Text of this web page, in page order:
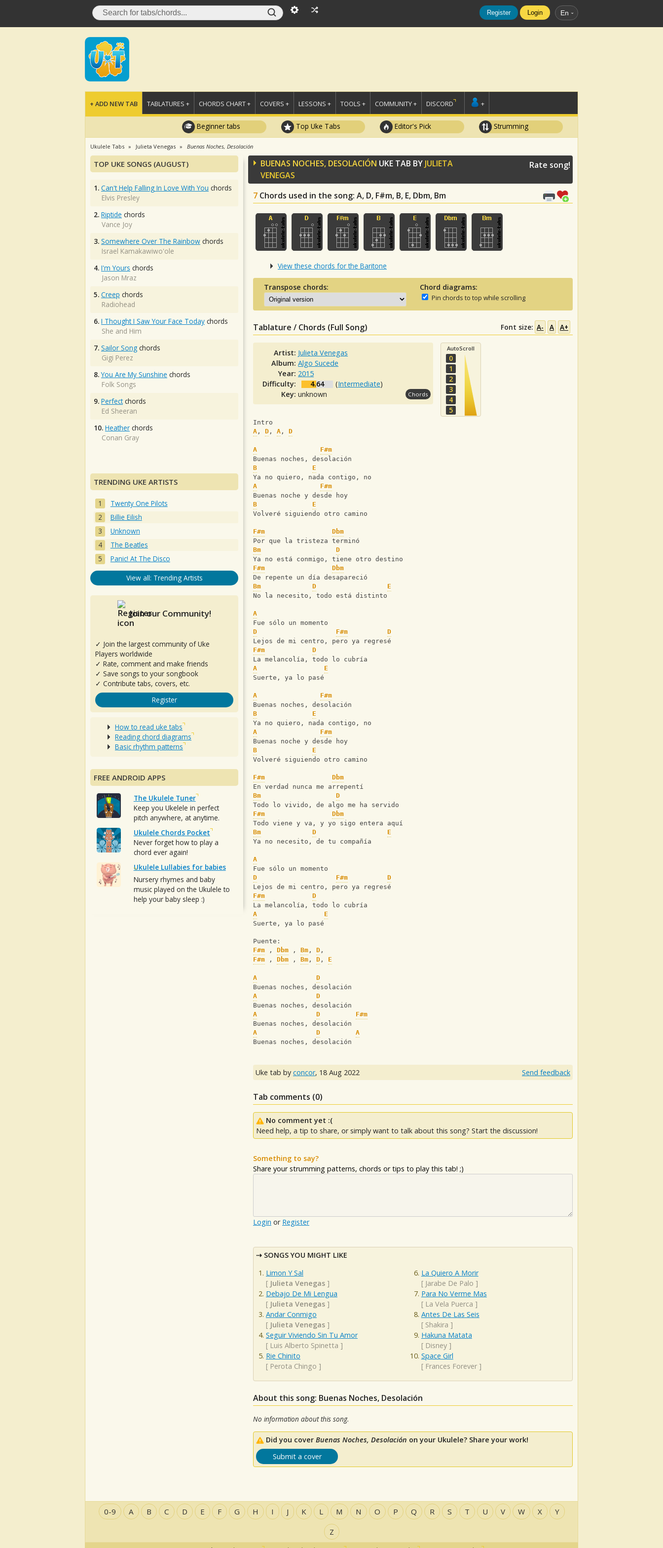
Register Login En
+ ADD NEW TAB TABLATURES + CHORDS CHART + COVERS + LESSONS + TOOLS + COMMUNITY + DISCORD +
Beginner tabs Top Uke Tabs Editor's Pick Strumming
Ukulele Tabs Julieta Venegas Buenas Noches, Desolación
BUENAS NOCHES, DESOLACIÓN UKE TAB BY JULIETA
VENEGAS
7 Chords used in the song: A, D, F#m, B, E, Dbm, Bm
Rate song!
View these chords for the Baritone
Transpose chords: Chord diagrams:
Pin chords to top while scrolling
Tablature / Chords (Full Song) Font size: A- A A+
Artist: Julieta Venegas
Album:Algo Sucede
Year: 2015
Difficulty:
4.64 (Intermediate)
Key:unknown Chords
AutoScroll
0
1
2
3
4
5
Intro
A , D , A , D
A
F#m
Buenas noches, desolación
B
E
Ya no quiero, nada contigo, no
A
F#m
Buenas noche y desde hoy
B
E
Volveré siguiendo otro camino
F#m
Dbm
Por que la tristeza terminó
Bm
D
Ya no está conmigo, tiene otro destino
F#m
Dbm
De repente un día desapareció
Bm
D
E
No la necesito, todo está distinto
A
Fue sólo un momento
D
F#m
D
Lejos de mi centro, pero ya regresé
F#m
D
La melancolía, todo lo cubría
A
E
Suerte, ya lo pasé
A
F#m
Buenas noches, desolación
B
E
Ya no quiero, nada contigo, no
A
F#m
Buenas noche y desde hoy
B
E
Volveré siguiendo otro camino
F#m
Dbm
En verdad nunca me arrepentí
Bm
D
Todo lo vivido, de algo me ha servido
F#m
Dbm
Todo viene y va, y yo sigo entera aquí
Bm
D
E
Ya no necesito, de tu compañía
A
Fue sólo un momento
D
F#m
D
Lejos de mi centro, pero ya regresé
F#m
D
La melancolía, todo lo cubría
A
E
Suerte, ya lo pasé
Puente:
F#m , Dbm , Bm , D ,
F#m , Dbm , Bm , D , E
A
D
Buenas noches, desolación
A
D
Buenas noches, desolación
A
D
F#m
Buenas noches, desolación
A
D
A
Buenas noches, desolación
Uke tab by concor, 18 Aug 2022 Send feedback
Tab comments (0)
No comment yet :(
Need help, a tip to share, or simply want to talk about this song? Start the discussion!
Something to say?
Share your strumming patterns, chords or tips to play this tab! ;)
Login or Register
SONGS YOU MIGHT LIKE
Limon Y Sal
[ Julieta Venegas ]
Debajo De Mi Lengua
[ Julieta Venegas ]
Andar Conmigo
[ Julieta Venegas ]
Seguir Viviendo Sin Tu Amor
[ Luis Alberto Spinetta ]
Rie Chinito
[ Perota Chingo ]
La Quiero A Morir
[ Jarabe De Palo ]
Para No Verme Mas
[ La Vela Puerca ]
Antes De Las Seis
[ Shakira ]
Hakuna Matata
[ Disney]
Space Girl
[ Frances Forever]
About this song: Buenas Noches, Desolación
No information about this song.
Did you cover Buenas Noches, Desolación on your Ukulele? Share your work!
Submit a cover
TOP UKE SONGS (AUGUST)
1. Can't Help Falling In Love With You chords
Elvis Presley
2. Riptide chords
Vance Joy
3. Somewhere Over The Rainbow chords
Israel Kamakawiwo'ole
4. I'm Yours chords
Jason Mraz
5. Creep chords
Radiohead
6. I Thought I Saw Your Face Today chords
She and Him
7. Sailor Song chords
Gigi Perez
8. You Are My Sunshine chords
Folk Songs
9. Perfectchords
Ed Sheeran
10. Heather chords
Conan Gray
TRENDING UKE ARTISTS
Twenty One Pilots
Billie Eilish
Unknown
The Beatles
Panic! At The Disco
View all: Trending Artists
Join our Community!
✓ Join the largest community of Uke
Players worldwide
✓ Rate, comment and make friends
✓ Save songs to your songbook
✓ Contribute tabs, covers, etc.
Register
How to read uke tabs
Reading chord diagrams
Basic rhythm patterns
FREE ANDROID APPS
The Ukulele Tuner
Keep you Ukelele in perfect
pitch anywhere, at anytime.
Ukulele Chords Pocket
Never forget how to play a
chord ever again!
Ukulele Lullabies for babies
Nursery rhymes and baby
music played on the Ukulele to
help your baby sleep :)
0-9 A B C D E F G H I J K L M N O P Q R S T U V W X Y
Z